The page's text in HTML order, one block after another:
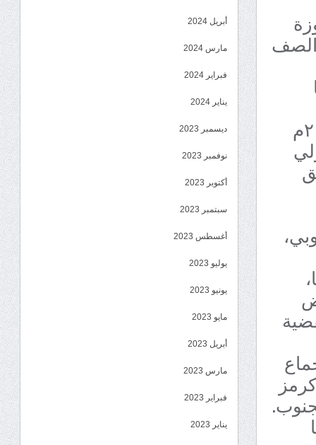
الصف
التوحيدي الجامع لكل الجنوبيين في الرابع من مايو ٢٠١٧م
أبريل 2024
مارس 2024
فبراير 2024
يناير 2024
ديسمبر 2023
نوفمبر 2023
أكتوبر 2023
سبتمبر 2023
أغسطس 2023
يوليو 2023
يونيو 2023
مايو 2023
أبريل 2023
مارس 2023
فبراير 2023
يناير 2023